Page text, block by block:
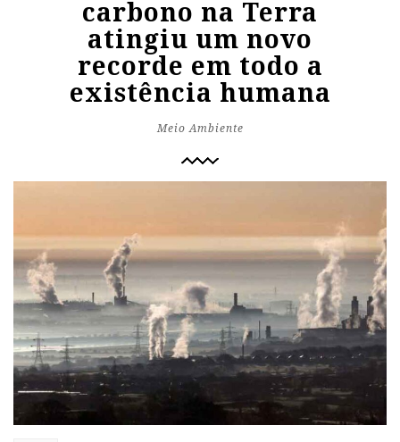
carbono na Terra
atingiu um novo
recorde em todo a
existência humana
Meio Ambiente